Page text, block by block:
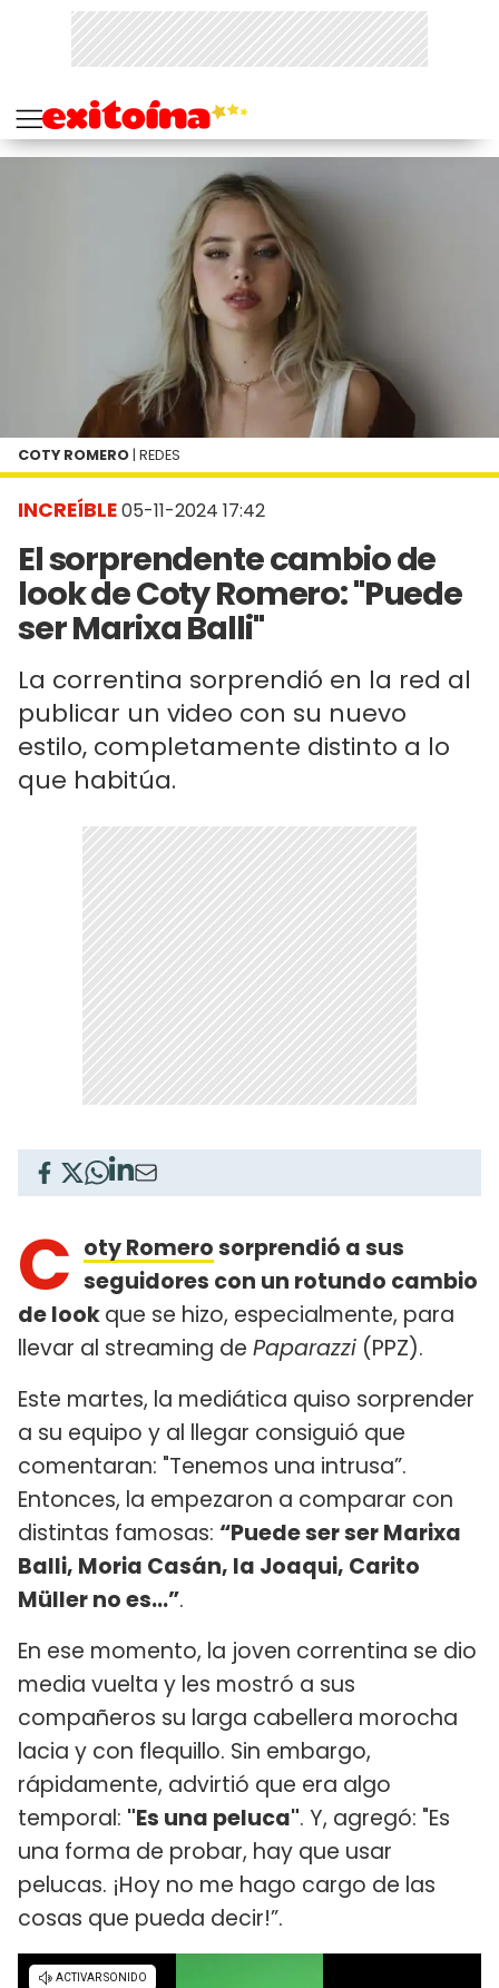
INCREÍBLE05-11-2024 17:42
El sorprendente cambio de
look de Coty Romero: "Puede
ser Marixa Balli"
La correntina sorprendió en la red al
publicar un video con su nuevo
estilo, completamente distinto a lo
que habitúa.
COTY ROMERO | REDES
C oty Romerosorprendió a sus
seguidores con un rotundo cambio
de lookque se hizo, especialmente, para
llevar al streaming de Paparazzi (PPZ).
Este martes, la mediática quiso sorprender
a su equipo y al llegar consiguió que
comentaran: "Tenemos una intrusa”.
Entonces, la empezaron a comparar con
distintas famosas: “Puede ser ser Marixa
Balli, Moria Casán, la Joaqui, Carito
Müller no es…”.
En ese momento, la joven correntina se dio
media vuelta y les mostró a sus
compañeros su larga cabellera morocha
lacia y con flequillo. Sin embargo,
rápidamente, advirtió que era algo
temporal: "Es una peluca". Y, agregó: "Es
una forma de probar, hay que usar
pelucas. ¡Hoy no me hago cargo de las
cosas que pueda decir!”.